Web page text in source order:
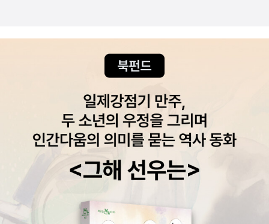
이해하게 되었고, 조금은 받아들이게 되었습니다. 그것이 소설을 쓰
면서 얻은 가장 큰 보람인 것 같아요. 더 나은 사람으로 살고 싶어하
고, 그 마음이 좋은 소설을 쓰고자 하는 욕구로 이어진다는 것, 저는
주앉아 좀 끄적대고 나서야 비로소 그 경지를 드러내는 글을 쓰는 사
람도 있다. 초식이 없는 무공이 결국 가장 무서운 무공임을 설파한 무
협지가 있었다. 색깔 없음을 색깔로 삼는 작가는 깊이를 짐작하기 어
것 마냥 위장할 수 있는 작가는 무슨 일을 칠지 짐작하기 어려워 무섭
작품이 소설이 아니라는 식의 쓴 소리를 많이 들었다는 진술을 발견
기 전 거의 전작을 하다시피 했던 작가가 배수아였기 때문인데...... 하
여간 오늘날의 자리에 가져와도 독특하고 독창적인 작품이긴 하다.
젊은 날 만났던 그 정체를 알 수 없는 감동까지야 다시 찾아오진 않았
지만, 생각해보니 원래 항상 하루키는 좋은데 왜 좋은지 딱히 설명하
날의 경험현실 속에서 다시 실행되고 검증되어야 한다. 그러면서
도 “영원하고 불변적인 근본 규범”이 없는 것은 아니다. 말하자면 계
몽의 정신은 하나의 보편적 법칙이면서 동시에 부단히 보완되고 수정
되는 경험적 규칙이다. 그것은 이념과 역사, 규범과 일상을 오고 가
고, 조금 더 크게 말하여, 보편성과 구체성 사이를 오고 간다. 이렇게
오가면서 그것은 자신을 부단히 갱신해간다. 그러므로 진정한 계몽의
사유는 생활 속에 녹아 있고, 이 생활 속에서 구현되며, 그러면서도 동
시에 생활 너머의 이상적 차원으로 나아가야 한다. 그리고 이렇게 나
아가면서 그것은 삶의 가능성과 조건을 부단히 문제 삼는다. _ 문광
훈, 『스스로 생각하기의 전통』 영원하고 불변적인 것은 없으면 불안